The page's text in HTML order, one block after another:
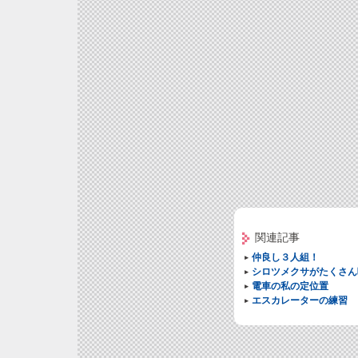
関連記事
仲良し３人組！
シロツメクサがたくさん
電車の私の定位置
エスカレーターの練習